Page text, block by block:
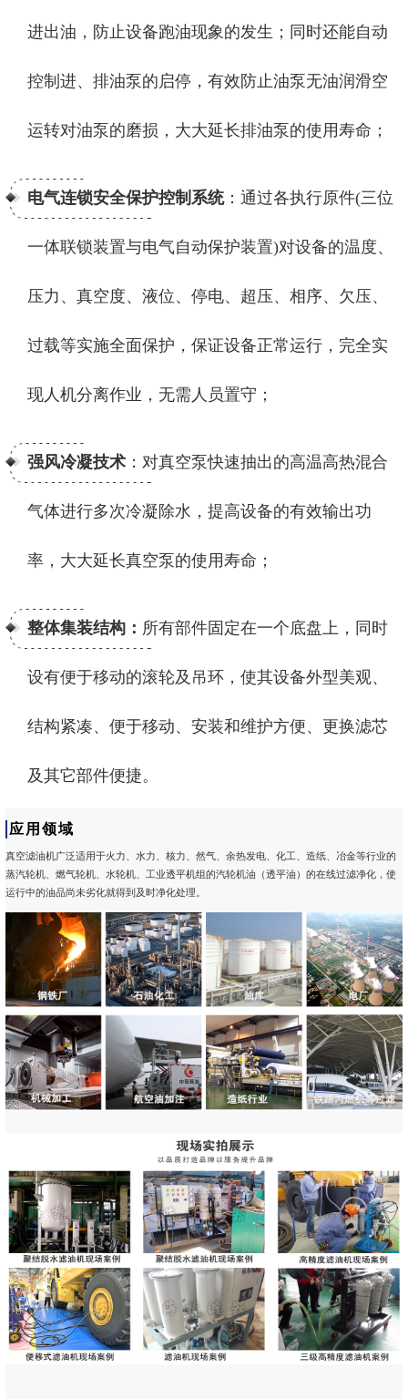
进出油，防止设备跑油现象的发生；同时还能自动
控制进、排油泵的启停，有效防止油泵无油润滑空
运转对油泵的磨损，大大延长排油泵的使用寿命；
电气连锁安全保护控制系统：通过各执行原件(三位
一体联锁装置与电气自动保护装置)对设备的温度、
压力、真空度、液位、停电、超压、相序、欠压、
过载等实施全面保护，保证设备正常运行，完全实
现人机分离作业，无需人员置守；
强风冷凝技术：对真空泵快速抽出的高温高热混合
气体进行多次冷凝除水，提高设备的有效输出功
率，大大延长真空泵的使用寿命；
整体集装结构： 所有部件固定在一个底盘上，同时
设有便于移动的滚轮及吊环，使其设备外型美观、
结构紧凑、便于移动、安装和维护方便、更换滤芯
及其它部件便捷。
应用领域
真空滤油机广泛适用于火力、水力、核力、然气、余热发电、化工、造纸、冶金等行业的
蒸汽轮机、燃气轮机、水轮机、工业透平机组的汽轮机油（透平油）的在线过滤净化，使
运行中的油品尚未劣化就得到及时净化处理。